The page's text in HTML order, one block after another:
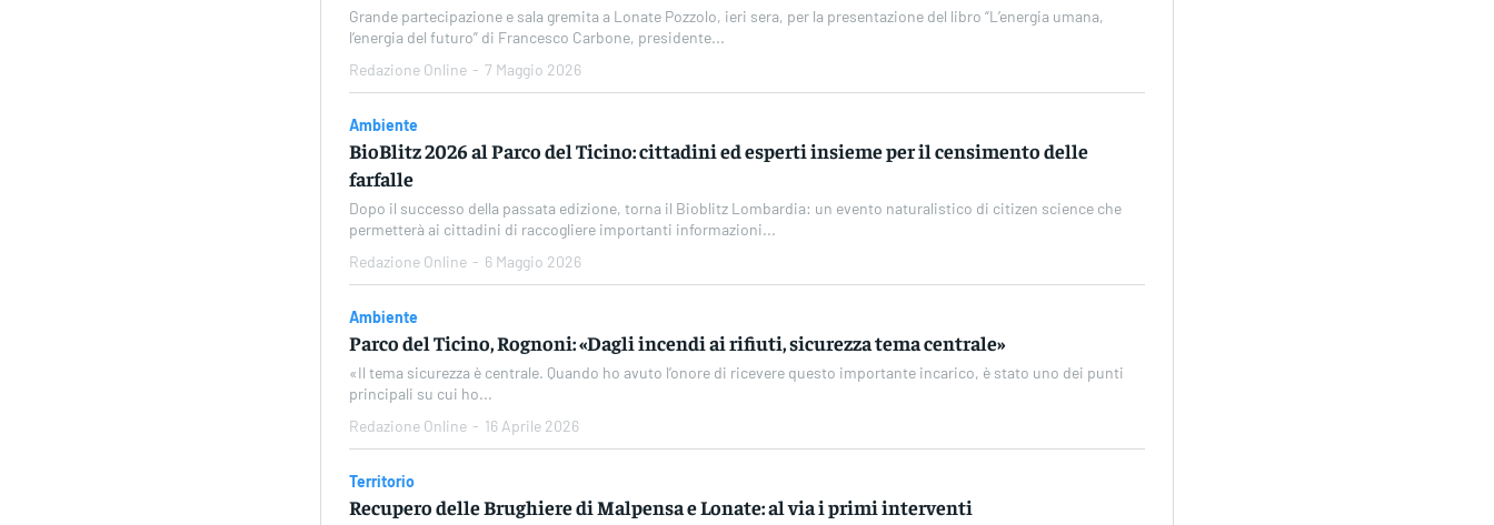
Grande partecipazione e sala gremita a Lonate Pozzolo, ieri sera, per la presentazione del libro “L’energia umana,
l’energia del futuro” di Francesco Carbone, presidente...
Redazione Online - 7 Maggio 2026
Ambiente
BioBlitz 2026 al Parco del Ticino: cittadini ed esperti insieme per il censimento delle
farfalle
Dopo il successo della passata edizione, torna il Bioblitz Lombardia: un evento naturalistico di citizen science che
permetterà ai cittadini di raccogliere importanti informazioni...
Redazione Online - 6 Maggio 2026
Ambiente
Parco del Ticino, Rognoni: «Dagli incendi ai rifiuti, sicurezza tema centrale»
«Il tema sicurezza è centrale. Quando ho avuto l’onore di ricevere questo importante incarico, è stato uno dei punti
principali su cui ho...
Redazione Online - 16 Aprile 2026
Territorio
Recupero delle Brughiere di Malpensa e Lonate: al via i primi interventi